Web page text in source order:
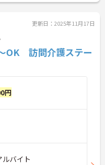
更新日：2025年11月17日
OK 訪問介護ステー
円
バイト